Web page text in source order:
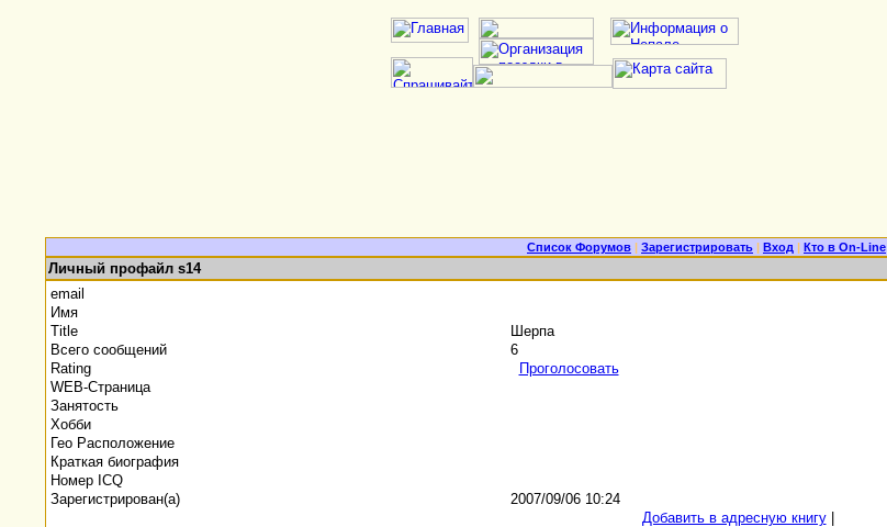
Список Форумов | Зарегистрировать | Вход | Кто в On-Line
Личный профайл s14
email
Имя
Title
Шерпа
Всего сообщений
6
Rating
Проголосовать
WEB-Страница
Занятость
Хобби
Гео Расположение
Краткая биография
Номер ICQ
Зарегистрирован(а)
2007/09/06 10:24
Добавить в адресную книгу|